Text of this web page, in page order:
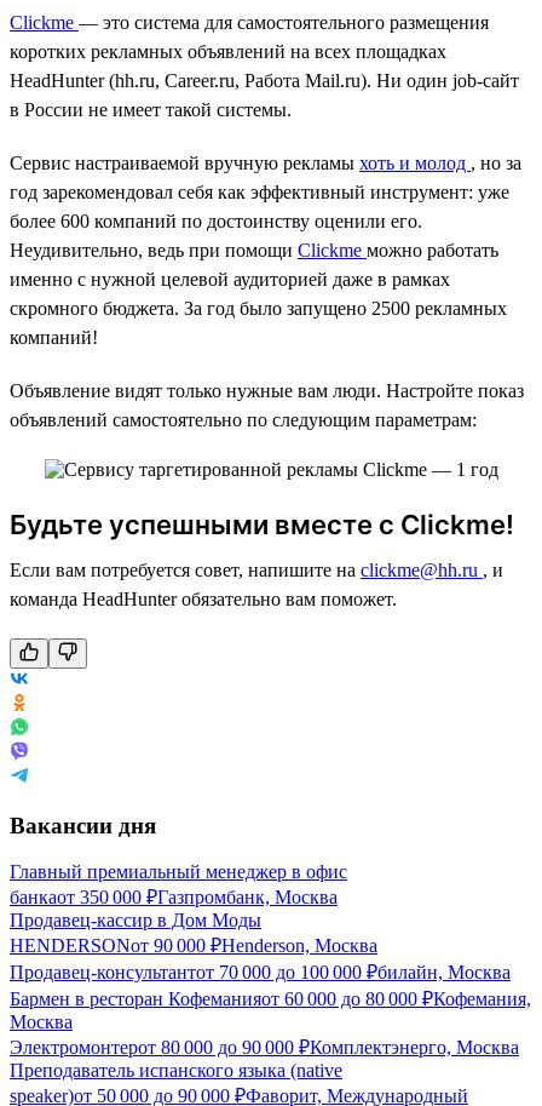
Clickme — это система для самостоятельного размещения
коротких рекламных объявлений на всех площадках
HeadHunter (hh.ru, Career.ru, Работа Mail.ru). Ни один job-сайт
в России не имеет такой системы.
Сервис настраиваемой вручную рекламы хоть и молод , но за
год зарекомендовал себя как эффективный инструмент: уже
более 600 компаний по достоинству оценили его.
Неудивительно, ведь при помощи Clickme можно работать
именно с нужной целевой аудиторией даже в рамках
скромного бюджета. За год было запущено 2500 рекламных
компаний!
Объявление видят только нужные вам люди. Настройте показ
объявлений самостоятельно по следующим параметрам:
Будьте успешными вместе с Clickme!
Если вам потребуется совет, напишите на clickme@hh.ru , и
команда HeadHunter обязательно вам поможет.
Вакансии дня
Главный премиальный менеджер в офис
банкаот 350 000 ₽Газпромбанк, Москва
Продавец-кассир в Дом Моды
HENDERSONот 90 000 ₽Henderson, Москва
Продавец-консультантот 70 000 до 100 000 ₽билайн, Москва
Бармен в ресторан Кофеманияот 60 000 до 80 000 ₽Кофемания,
Москва
Электромонтерот 80 000 до 90 000 ₽Комплектэнерго, Москва
Преподаватель испанского языка (native
speaker)от 50 000 до 90 000 ₽Фаворит, Международный